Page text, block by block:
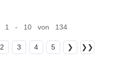
1 - 10 von 134
2 3 4 5 ❯ ❯❯